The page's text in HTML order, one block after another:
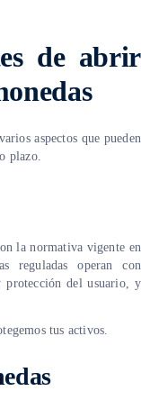
de abrir
aspectos que pueden
plazo.
la normativa vigente en
reguladas operan con
protección del usuario, y
tus activos.